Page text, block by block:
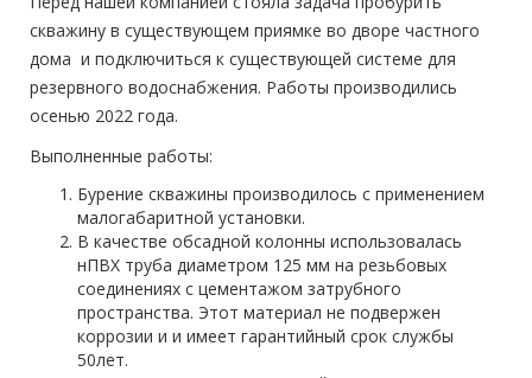
скважину в существующем приямке во дворе частного
дома и подключиться к существующей системе для
резервного водоснабжения. Работы производились
осенью 2022 года.
Выполненные работы:
Бурение скважины производилось с применением
малогабаритной установки.
В качестве обсадной колонны использовалась
нПВХ труба диаметром 125 мм на резьбовых
соединениях с цементажом затрубного
пространства. Этот материал не подвержен
коррозии и и имеет гарантийный срок службы
50лет.